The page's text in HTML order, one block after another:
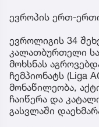
ევროპის ერთ-
ევროლიგის 34
კალათბურთელი
მოხსნას
ჩემპიონატს (Liga
მონაწილეობა,
ჩაიწერა და
გასვლაში